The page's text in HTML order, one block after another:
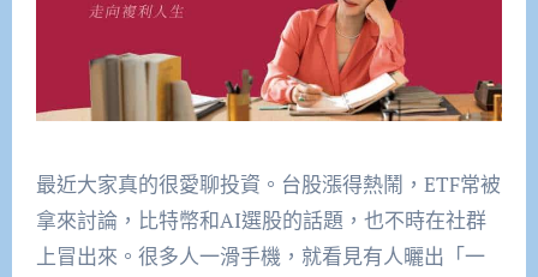
最近大家真的很愛聊投資。台股漲得熱鬧，ETF常被
拿來討論，比特幣和AI選股的話題，也不時在社群
上冒出來。很多人一滑手機，就看見有人曬出「一